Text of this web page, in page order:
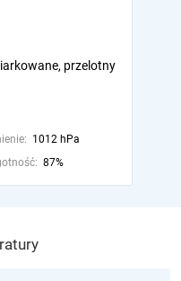
przelotny
1012 hPa
87%